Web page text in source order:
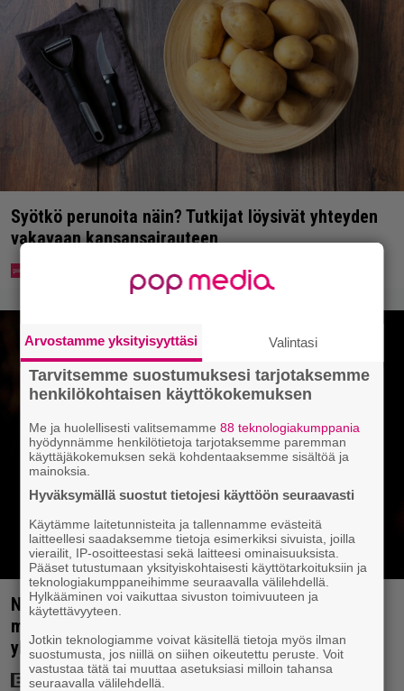
Syötkö perunoita näin? Tutkijat löysivät yhteyden
vakavaan kansansairauteen
Nyt Netflixissä: Christopher Nolanin viiden tähden
mysteerileffa – ”Huikean hienosti kirjoitettu
yllätyskäänteiden sarja”
Arvostamme yksityisyyttäsi Valintasi
Tarvitsemme suostumuksesi tarjotaksemme
henkilökohtaisen käyttökokemuksen
Me ja huolellisesti valitsemamme88 teknologiakumppania
hyödynnämme henkilötietoja tarjotaksemme paremman
käyttäjäkokemuksen sekä kohdentaaksemme sisältöä ja
mainoksia.
Hyväksymällä suostut tietojesi käyttöön seuraavasti
Käytämme laitetunnisteita ja tallennamme evästeitä
laitteellesi saadaksemme tietoja esimerkiksi sivuista, joilla
vierailit, IP-osoitteestasi sekä laitteesi ominaisuuksista.
Pääset tutustumaan yksityiskohtaisesti käyttötarkoituksiin ja
teknologiakumppaneihimme seuraavalla välilehdellä.
Hylkääminen voi vaikuttaa sivuston toimivuuteen ja
käytettävyyteen.
Jotkin teknologiamme voivat käsitellä tietoja myös ilman
suostumusta, jos niillä on siihen oikeutettu peruste. Voit
vastustaa tätä tai muuttaa asetuksiasi milloin tahansa
seuraavalla välilehdellä.